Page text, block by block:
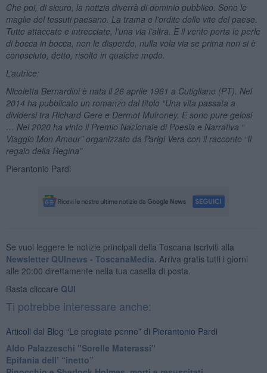
Che poi, di sicuro, la notizia diverrà di dominio pubblico. Sono le
maglie del tessuti paesano. La trama e l’ordito delle vite del paese.
Tutte attaccate e intrecciate, l’una via l’altra. E il vento porta le perle
di bocca in bocca, non le disperde, nulla vola via se prima non si è
conosciuto, detto, risolto in qualche modo.
L’autrice:
Nicoletta Bernardini è nata il 26 aprile 1961 a Cutigliano (PT). Nel
2014 ha pubblicato un romanzo dal titolo “Una vita passata a
dividersi tra Richard Gere e Dermot Mulroney. E sono pure gelosi
Nel 2020 ha vinto il Premio Nazionale di Poesia e Narrativa “
Viaggio Mon Amour” organizzato da Parigi Vera con il racconto “Il
regalo della Regina”
Pierantonio Pardi
Se vuoi leggere le notizie principali della Toscana iscriviti alla
Newsletter QUInews - ToscanaMedia. Arriva gratis tutti i giorni
alle 20:00 direttamente nella tua casella di posta.
Basta cliccare QUI
Ti potrebbe interessare anche:
Articoli dal Blog “Le pregiate penne” di Pierantonio Pardi
​Aldo Palazzeschi "Sorelle Materassi"
​Epifania dell’ “inetto”